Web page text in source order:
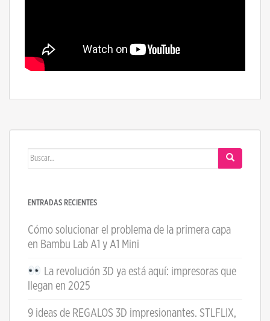
Buscar:
ENTRADAS RECIENTES
Cómo solucionar el problema de la primera capa
en Bambu Lab A1 y A1 Mini
La revolución 3D ya está aquí: impresoras que
llegan en 2025
9 ideas de REGALOS 3D impresionantes. STLFLIX,